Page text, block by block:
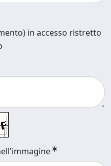
in accesso ristretto